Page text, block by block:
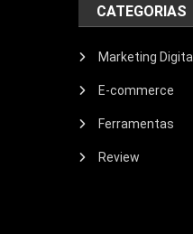
CATEGORIAS
Marketing Digital
E-commerce
Ferramentas
Review